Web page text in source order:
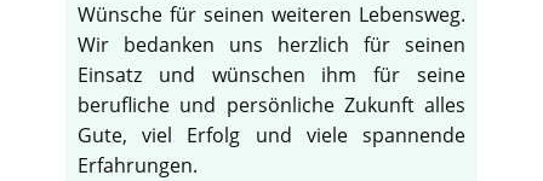
Wünsche für seinen weiteren Lebensweg.
Wir bedanken uns herzlich für seinen
Einsatz und wünschen ihm für seine
berufliche und persönliche Zukunft alles
Gute, viel Erfolg und viele spannende
Erfahrungen.